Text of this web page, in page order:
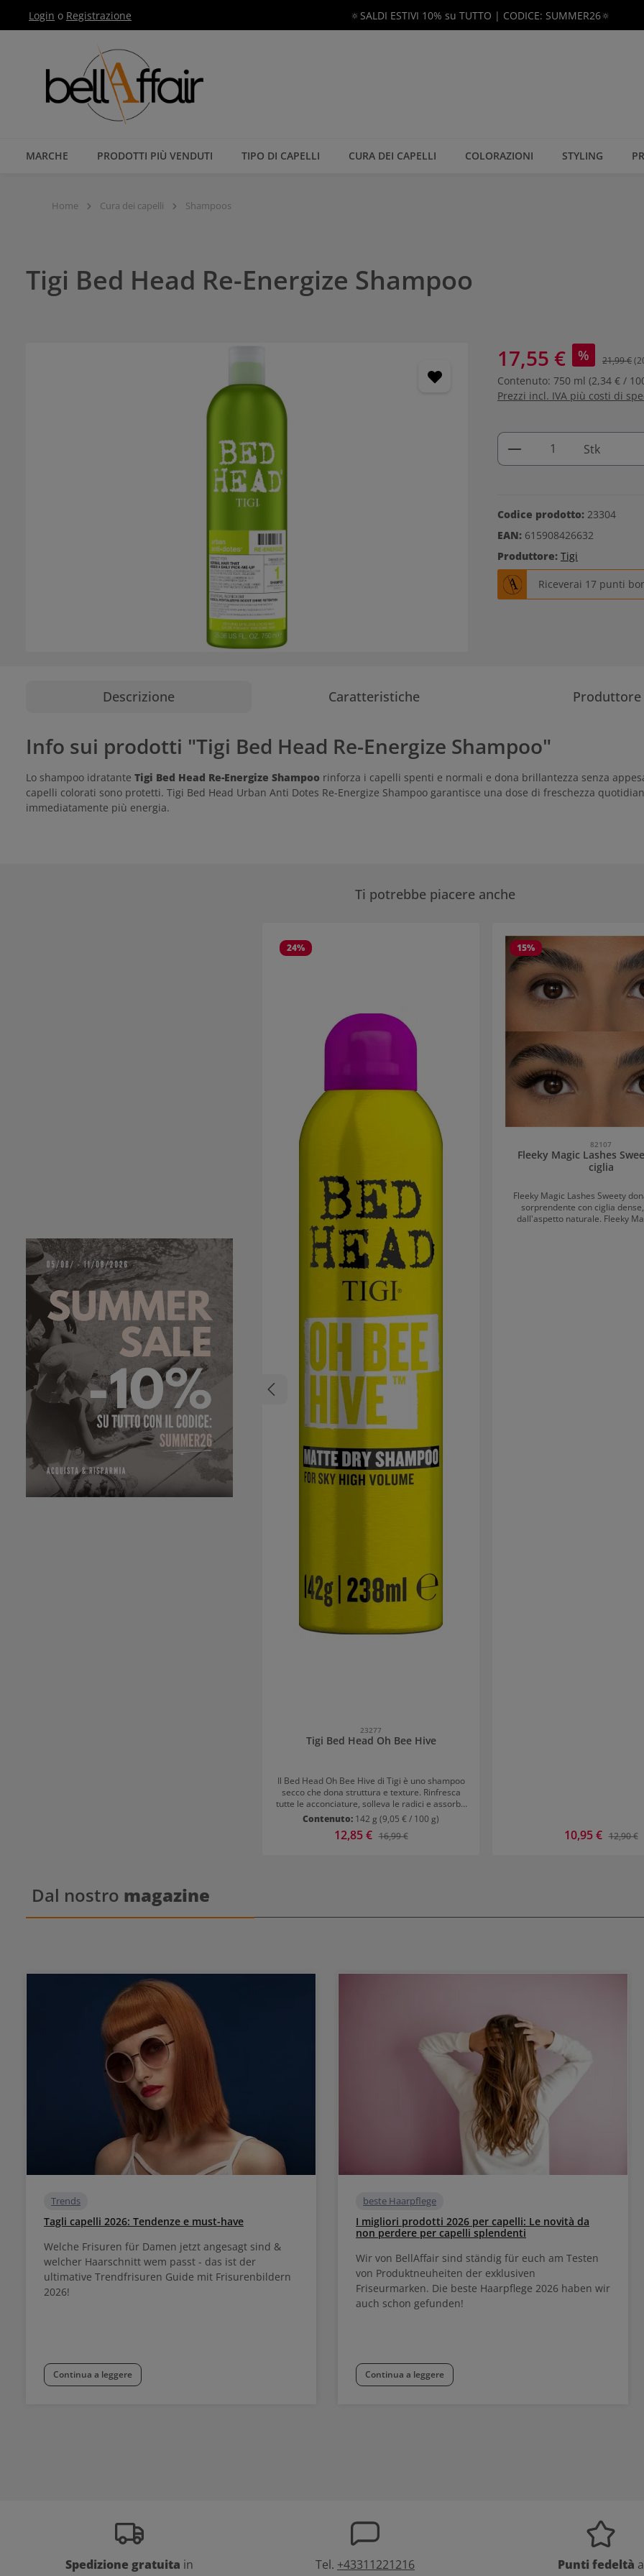
alla navigazione principale
Login o Registrazione 🔅SALDI ESTIVI 10% su TUTTO | CODICE: SUMMER26🔅
MARCHE PRODOTTI PIÙ VENDUTI TIPO DI CAPELLI CURA DEI CAPELLI COLORAZIONI STYLING
Home Cura dei capelli Shampoos
Tigi Bed Head Re-Energize Shampoo
17,55 € % 21,99 €
Contenuto: 750 ml (2,34 € /
Prezzi incl. IVA più costi di
Quantità del
Stk
Codice prodotto: 23304
EAN: 615908426632
Produttore: Tigi
Riceverai 17 punti
Descrizione Caratteristiche Produttore
Info sui prodotti "Tigi Bed Head Re-Energize Shampoo"
Lo shampoo idratante Tigi Bed Head Re-Energize Shampoo rinforza i capelli spenti e normali e dona brillantezza senza
capelli colorati sono protetti. Tigi Bed Head Urban Anti Dotes Re-Energize Shampoo garantisce una dose di freschezza
immediatamente più energia.
Ti potrebbe piacere anche
24%
23277
Tigi Bed Head Oh Bee Hive
Il Bed Head Oh Bee Hive di Tigi è uno shampoo
secco che dona struttura e texture. Rinfresca
tutte le acconciature, solleva le radici e assorbe
il sebo in eccesso, per un look voluminoso, pulito
e leggero. La fragranza delicata dona una
sensazione di freschezza e leggerezza. Modo
Contenuto: 142 g (9,05 € / 100 g)
Prezzo di vendita:
12,85 € Prezzo normale:
16,99 €
15%
82107
Fleeky Magic Lashes
ciglia
Fleeky Magic Lashes Sweety
sorprendente con ciglia
dall'aspetto naturale. Fleeky
Prezzo di vendita:
10,95 € Prezzo
12,90 €
Dal nostro magazine
Trends
Tagli capelli 2026: Tendenze e must-have
Welche Frisuren für Damen jetzt angesagt sind &
welcher Haarschnitt wem passt - das ist der
ultimative Trendfrisuren Guide mit Frisurenbildern
2026!
Continua a leggere
beste Haarpflege
I migliori prodotti 2026 per capelli: Le novità da
non perdere per capelli splendenti
Wir von BellAffair sind ständig für euch am Testen
von Produktneuheiten der exklusiven
Friseurmarken. Die beste Haarpflege 2026 haben wir
auch schon gefunden!
Continua a leggere
Spedizione gratuita in
Tel. +43311221216
Punti fedeltà a